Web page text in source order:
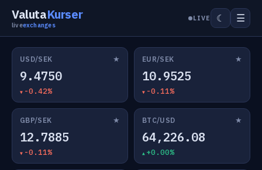
ValutaKurser
liveexchanges
LIVE ☾ ☰
USD/SEK ★
9.4750
-0.42%
EUR/SEK ★
10.9525
-0.11%
GBP/SEK ★
12.7885
-0.11%
BTC/USD ★
64,226.08
+0.00%